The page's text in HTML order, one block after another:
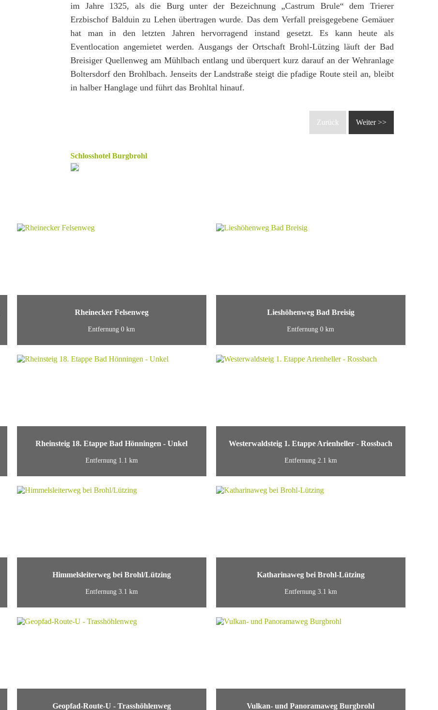
im Jahre 1325, als die Burg unter der Bezeichnung „Castrum Brule“ dem Trierer
Erzbischof Balduin zu Lehen übertragen wurde. Das dem Verfall preisgegebene Gemäuer
hat man in den letzten Jahren hervorragend instand gesetzt. Es kann heute als
Eventlocation angemietet werden. Ausgangs der Ortschaft Brohl-Lützing läuft der Bad
Breisiger Quellenweg am Mühlbach entlang und überquert kurz darauf an der Wehranlage
Boltersdorf den Brohlbach. Jenseits der Landstraße steigt die pfadige Route steil an, bleibt
in halber Hanglage und führt das Brohltal hinauf.
Zurück Weiter >>
Schlosshotel Burgbrohl
Rheinecker Felsenweg
Entfernung 0 km
Lieshöhenweg Bad Breisig
Entfernung 0 km
Rheinsteig 18. Etappe Bad Hönningen - Unkel
Entfernung 1.1 km
Westerwaldsteig 1. Etappe Arienheller - Rossbach
Entfernung 2.1 km
Himmelsleiterweg bei Brohl/Lützing
Entfernung 3.1 km
Katharinaweg bei Brohl-Lützing
Entfernung 3.1 km
Geopfad-Route-U - Trasshöhlenweg Vulkan- und Panoramaweg Burgbrohl